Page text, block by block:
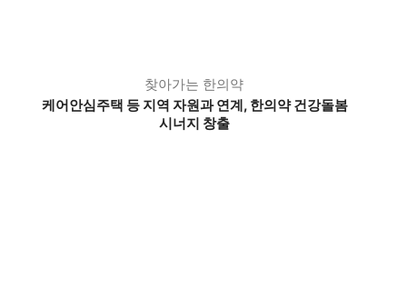
찾아가는 한의약
케어안심주택 등 지역 자원과 연계, 한의약 건강돌봄
시너지 창출